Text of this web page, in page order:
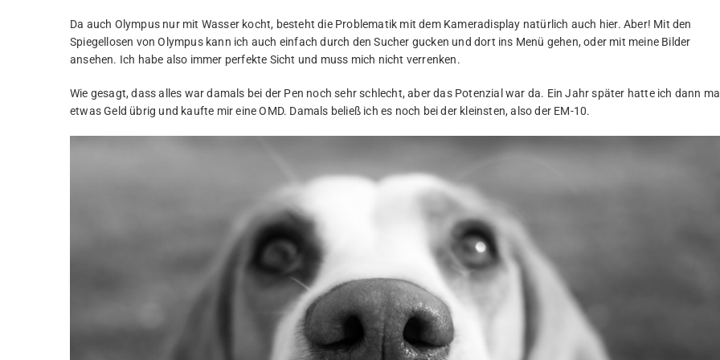
Da auch Olympus nur mit Wasser kocht, besteht die Problematik mit dem Kameradisplay natürlich auch hier. Aber! Mit den
Spiegellosen von Olympus kann ich auch einfach durch den Sucher gucken und dort ins Menü gehen, oder mit meine Bilder
ansehen. Ich habe also immer perfekte Sicht und muss mich nicht verrenken.
Wie gesagt, dass alles war damals bei der Pen noch sehr schlecht, aber das Potenzial war da. Ein Jahr später hatte ich dann
etwas Geld übrig und kaufte mir eine OMD. Damals beließ ich es noch bei der kleinsten, also der EM-10.